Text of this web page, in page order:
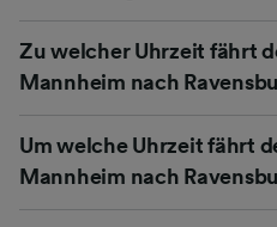
Zu welcher Uhrzeit fährt
Mannheim nach
Um welche Uhrzeit fährt
Mannheim nach